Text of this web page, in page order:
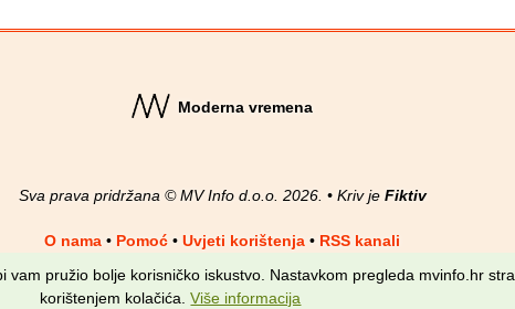
Moderna vremena
Sva prava pridržana © MV Info d.o.o. 2026. • Kriv je Fiktiv
O nama • Pomoć • Uvjeti korištenja • RSS kanali
vam pružio bolje korisničko iskustvo. Nastavkom pregleda mvinfo.hr
korištenjem kolačića.Više informacija